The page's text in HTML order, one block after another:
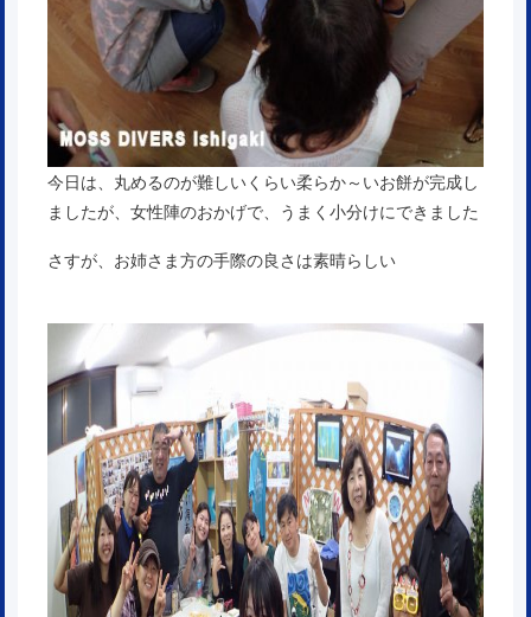
今日は、丸めるのが難しいくらい柔らか～いお餅が完成し
ましたが、女性陣のおかげで、うまく小分けにできました
さすが、お姉さま方の手際の良さは素晴らしい